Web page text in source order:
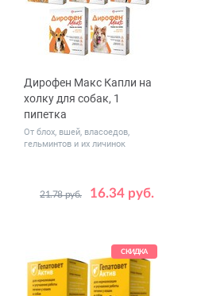
Дирофен Макс Капли на
холку для собак, 1
пипетка
От блох, вшей, власоедов,
гельминтов и их личинок
16.34 руб.
21.78 руб.
Вес
до 2.5
от 5 до 10
от 10 до 20
от 20 до 40
СКИДКА